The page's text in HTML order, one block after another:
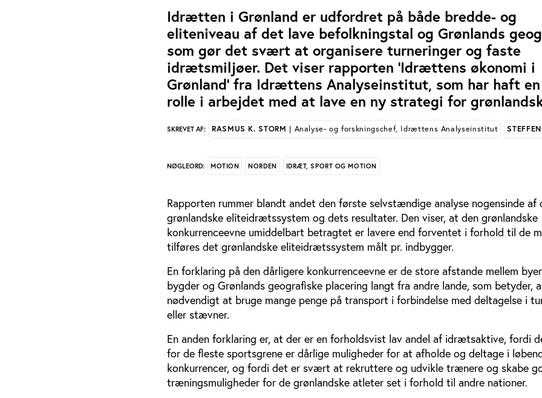
Idrætten i Grønland er udfordret på både bredde- og
eliteniveau af det lave befolkningstal og Grønlands
som gør det svært at organisere turneringer og faste
idrætsmiljøer. Det viser rapporten 'Idrættens økonomi i
Grønland' fra Idrættens Analyseinstitut, som har haft
rolle i arbejdet med at lave en ny strategi for
SKREVET AF: RASMUS K. STORM | Analyse- og forskningschef, Idrættens Analyseinstitut
NØGLEORD: MOTION NORDEN IDRÆT, SPORT OG MOTION
Rapporten rummer blandt andet den første selvstændige analyse nogensinde af
grønlandske eliteidrætssystem og dets resultater. Den viser, at den grønlandske
konkurrenceevne umiddelbart betragtet er lavere end forventet i forhold til de
tilføres det grønlandske eliteidrætssystem målt pr. indbygger.
En forklaring på den dårligere konkurrenceevne er de store afstande mellem
bygder og Grønlands geografiske placering langt fra andre lande, som betyder,
nødvendigt at bruge mange penge på transport i forbindelse med deltagelse i
eller stævner.
En anden forklaring er, at der er en forholdsvist lav andel af idrætsaktive, fordi
for de fleste sportsgrene er dårlige muligheder for at afholde og deltage i
konkurrencer, og fordi det er svært at rekruttere og udvikle trænere og skabe
træningsmuligheder for de grønlandske atleter set i forhold til andre nationer.